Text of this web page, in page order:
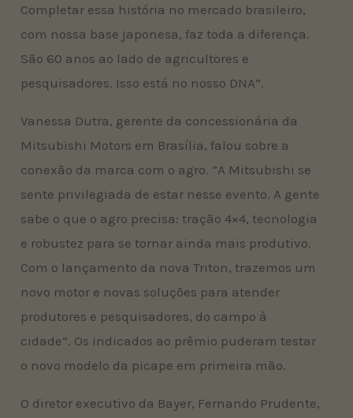
Completar essa história no mercado brasileiro,
com nossa base japonesa, faz toda a diferença.
São 60 anos ao lado de agricultores e
pesquisadores. Isso está no nosso DNA”.
Vanessa Dutra, gerente da concessionária da
Mitsubishi Motors em Brasília, falou sobre a
conexão da marca com o agro. ”A Mitsubishi se
sente privilegiada de estar nesse evento. A gente
sabe o que o agro precisa: tração 4×4, tecnologia
e robustez para se tornar ainda mais produtivo.
Com o lançamento da nova Triton, trazemos um
novo motor e novas soluções para atender
produtores e pesquisadores, do campo à
cidade”. Os indicados ao prêmio puderam testar
o novo modelo da picape em primeira mão.
O diretor executivo da Bayer, Fernando Prudente,